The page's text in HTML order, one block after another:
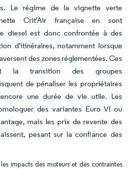
Le régime de la vignette verte
Crit'Air française en sont
diesel est donc confrontée à des
d'itinéraires, notamment lorsque
des zones réglementées. Ces
la transition des groupes
de pénaliser les propriétaires
une durée de vie utile. Les
des variantes Euro VI ou
mais les prix de revente des
pesant sur la confiance des
impacts des moteurs et des contraintes